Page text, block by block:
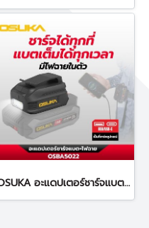
OSUKA อะแดปเตอร์ชาร์จแบต+ไฟฉาย OSBA5022